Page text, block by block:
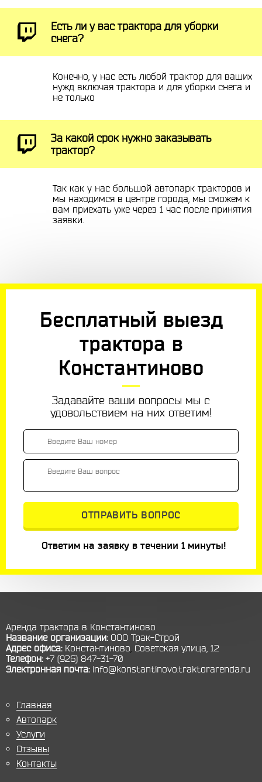
Есть ли у вас трактора для уборки
снега?
Конечно, у нас есть любой трактор для ваших
нужд включая трактора и для уборки снега и
не только
За какой срок нужно заказывать
трактор?
Так как у нас большой автопарк тракторов и
мы находимся в центре города, мы сможем к
вам приехать уже через 1 час после принятия
заявки.
Бесплатный выезд
трактора в
Константиново
Задавайте ваши вопросы мы с
удовольствием на них ответим!
Ответим на заявку в течении 1 минуты!
Аренда трактора в Константиново
Название организации: ООО Трак-Строй
Адрес офиса: Константиново Советская улица, 12
Телефон: +7 (926) 847-31-70
Электронная почта: info@konstantinovo.traktorarenda.ru
Главная
Автопарк
Услуги
Отзывы
Контакты